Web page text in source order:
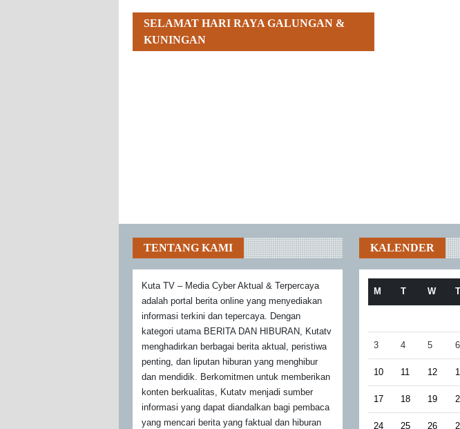
SELAMAT HARI RAYA GALUNGAN &
KUNINGAN
TENTANG KAMI
Kuta TV – Media Cyber Aktual & Terpercaya
adalah portal berita online yang menyediakan
informasi terkini dan tepercaya. Dengan
kategori utama BERITA DAN HIBURAN, Kutatv
menghadirkan berbagai berita aktual, peristiwa
penting, dan liputan hiburan yang menghibur
dan mendidik. Berkomitmen untuk memberikan
konten berkualitas, Kutatv menjadi sumber
informasi yang dapat diandalkan bagi pembaca
yang mencari berita yang faktual dan hiburan
KALENDER
M T W T
3 4 5 6
10 11 12
17 18 19
24 25 26